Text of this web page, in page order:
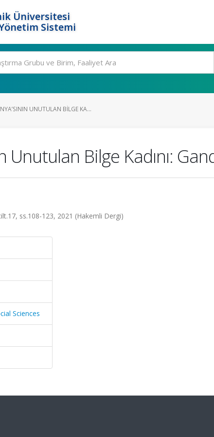
Üniversitesi
Sistemi
UNUTULAN BILGE KA...
Unutulan Bilge Kadını:
ss.108-123, 2021 (Hakemli Dergi)
Sciences